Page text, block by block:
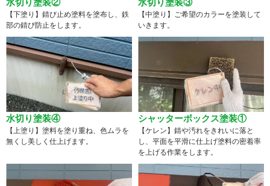
【下塗り】錆び止め塗料を塗布し、鉄
部の錆び防止をします。
【中塗り】ご希望のカラーを塗装して
いきます。
水切り塗装④
【上塗り】塗料を塗り重ね、色ムラを
無くし美しく仕上げます。
シャッターボックス塗装①
【ケレン】錆や汚れをきれいに落と
し、平面を平滑に仕上げ塗料の密着率
を上げる作業をします。